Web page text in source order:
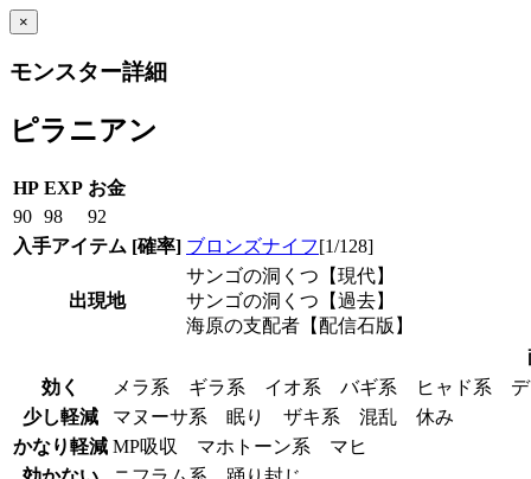
×
モンスター詳細
ピラニアン
HP EXP お金
90 98
92
入手アイテム [確率] ブロンズナイフ[1/128]
出現地
サンゴの洞くつ【現代】
サンゴの洞くつ【過去】
海原の支配者【配信石版】
効く
メラ系 ギラ系 イオ系 バギ系 ヒャド系
少し軽減
マヌーサ系 眠り ザキ系 混乱 休み
かなり軽減 MP吸収 マホトーン系 マヒ